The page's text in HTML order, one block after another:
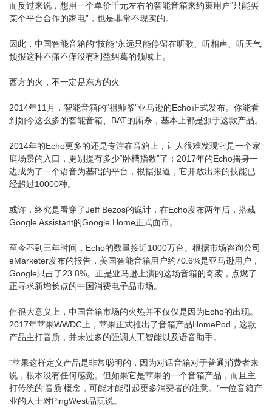
而反过来说，想用一个单价千元左右的智能音箱来约束用户“只能买
某个平台合作的家电”，也是非常不现实的。
因此，中国智能音箱的“技能”永远只能停留在听歌、听相声、听天气
预报这种不痛不痒没有利益纠葛的领域上。
西方的火，不一定是东方的火
2014年11月，智能音箱的“祖师爷”亚马逊的Echo正式发布。你能看
到如今这么多的智能音箱、BAT的厮杀，基本上都是源于这款产品。
2014年的Echo更多的还是专注在音箱上，让人很难发现它是一个家
庭场景的入口，更别提有多少“卧槽指数”了；2017年的Echo摇身一
边成为了一个语音为基础的平台，根据报道，它开放出来的技能已
经超过10000种。
或许，终究是看穿了Jeff Bezos的诡计，在Echo发布两年后，搭载
Google Assistant的Google Home正式面市。
至今不到三年时间，Echo的数量接近1000万台。根据市场咨询公司
eMarketer发布的报告，美国智能音箱用户约70.6%是亚马逊用户，
Google只占了23.8%。正是亚马逊上演的这场音箱的奇袭，点燃了
正寻求新增长点的中国消费电子品市场。
但很大意义上，中国音箱市场的火热并不仅仅是因为Echo的出现。
2017年苹果WWDC上，苹果正式推出了音箱产品HomePod，这款
产品主打音质，并未过多的强调人工智能以及语音助手。
“苹果这样定义产品是非常聪明的，因为对话音箱对于普通消费者来
说，根本没有任何感觉。但如果它是苹果的一个音箱产品，而且主
打传统的‘音质’概念，可能才能引起更多消费者的注意。”一位音箱产
业的人士对PingWest品玩说。